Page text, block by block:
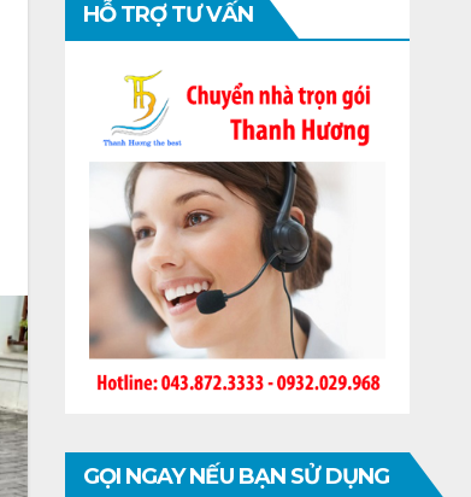
HỖ TRỢ TƯ VẤN
GỌI NGAY NẾU BẠN SỬ DỤNG